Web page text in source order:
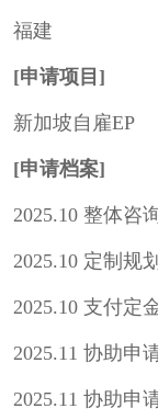
福建
[申请项目]
新加坡自雇EP
[申请档案]
2025.10 整体咨
2025.10 定制规
2025.10 支付定
2025.11 协助申
2025.11 协助申